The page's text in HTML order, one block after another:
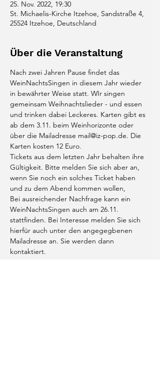
25. Nov. 2022, 19:30
St. Michaelis-Kirche Itzehoe, Sandstraße 4,
25524 Itzehoe, Deutschland
Über die Veranstaltung
Nach zwei Jahren Pause findet das
WeinNachtsSingen in diesem Jahr wieder
in bewährter Weise statt. WIr singen
gemeinsam Weihnachtslieder - und essen
und trinken dabei Leckeres. Karten gibt es
ab dem 3.11. beim Weinhorizonte oder
über die Mailadresse mail@iz-pop.de. Die
Karten kosten 12 Euro.
Tickets aus dem letzten Jahr behalten ihre
Gültigkeit. Bitte melden Sie sich aber an,
wenn Sie noch ein solches Ticket haben
und zu dem Abend kommen wollen,
Bei ausreichender Nachfrage kann ein
WeinNachtsSingen auch am 26.11.
stattfinden. Bei Interesse melden Sie sich
hierfür auch unter den angegegbenen
Mailadresse an. Sie werden dann
kontaktiert.